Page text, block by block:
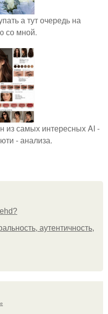
а тут очередь на
со мной.
из самых интересных AI -
- анализа.
аутентичность,